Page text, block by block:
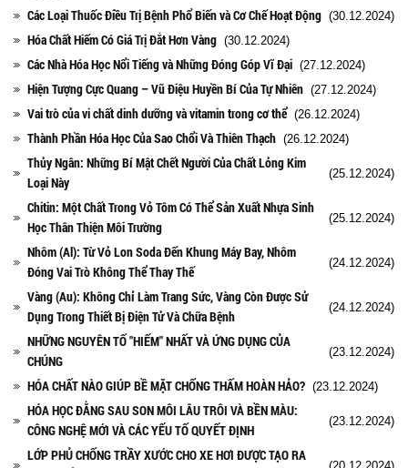
Các Loại Thuốc Điều Trị Bệnh Phổ Biến và Cơ Chế Hoạt Động (30.12.2024)
Hóa Chất Hiếm Có Giá Trị Đắt Hơn Vàng (30.12.2024)
Các Nhà Hóa Học Nổi Tiếng và Những Đóng Góp Vĩ Đại (27.12.2024)
Hiện Tượng Cực Quang – Vũ Điệu Huyền Bí Của Tự Nhiên (27.12.2024)
Vai trò của vi chất dinh dưỡng và vitamin trong cơ thể(26.12.2024)
Thành Phần Hóa Học Của Sao Chổi Và Thiên Thạch (26.12.2024)
Thủy Ngân: Những Bí Mật Chết Người Của Chất Lỏng Kim
Loại Này
(25.12.2024)
Chitin: Một Chất Trong Vỏ Tôm Có Thể Sản Xuất Nhựa Sinh
Học Thân Thiện Môi Trường
(25.12.2024)
Nhôm (Al): Từ Vỏ Lon Soda Đến Khung Máy Bay, Nhôm
Đóng Vai Trò Không Thể Thay Thế
(24.12.2024)
Vàng (Au): Không Chỉ Làm Trang Sức, Vàng Còn Được Sử
Dụng Trong Thiết Bị Điện Tử Và Chữa Bệnh
(24.12.2024)
NHỮNG NGUYÊN TỐ "HIẾM" NHẤT VÀ ỨNG DỤNG CỦA
CHÚNG
(23.12.2024)
HÓA CHẤT NÀO GIÚP BỀ MẶT CHỐNG THẤM HOÀN HẢO? (23.12.2024)
HÓA HỌC ĐẰNG SAU SON MÔI LÂU TRÔI VÀ BỀN MÀU:
CÔNG NGHỆ MỚI VÀ CÁC YẾU TỐ QUYẾT ĐỊNH
(23.12.2024)
LỚP PHỦ CHỐNG TRẦY XƯỚC CHO XE HƠI ĐƯỢC TẠO RA